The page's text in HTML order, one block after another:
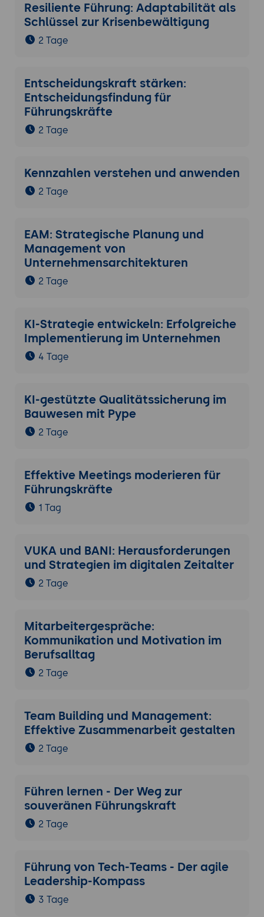
eigenen Führungs-Alltag, eine Team-
Initiative zur Datenkultur, eine konkrete
KPI- oder Reporting-Reform; Buddy aus
Resiliente Führung: Adaptabilität als
Schlüssel zur Krisenbewältigung
2 Tage
Entscheidungskraft stärken:
Entscheidungsfindung für
Führungskräfte
2 Tage
Kennzahlen verstehen und anwenden
2 Tage
EAM: Strategische Planung und
Management von
Unternehmensarchitekturen
2 Tage
KI-Strategie entwickeln: Erfolgreiche
Implementierung im Unternehmen
4 Tage
KI-gestützte Qualitätssicherung im
Bauwesen mit Pype
2 Tage
Effektive Meetings moderieren für
Führungskräfte
1 Tag
VUKA und BANI: Herausforderungen
und Strategien im digitalen Zeitalter
2 Tage
Mitarbeitergespräche:
Kommunikation und Motivation im
Berufsalltag
2 Tage
Team Building und Management:
Effektive Zusammenarbeit gestalten
2 Tage
Führen lernen - Der Weg zur
souveränen Führungskraft
2 Tage
Führung von Tech-Teams - Der agile
Leadership-Kompass
3 Tage